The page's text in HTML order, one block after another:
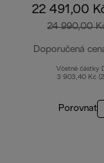
22 491,00
24 990,00
Doporučená
Včetně částky
3 903,40 Kč
Porovnat